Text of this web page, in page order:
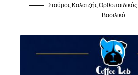
Σταύρος Καλατζής
Βασιλικό